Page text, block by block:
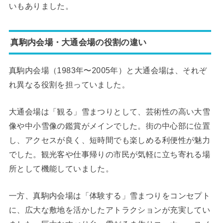
いもありました。
真駒内会場・大通会場の役割の違い
真駒内会場（1983年〜2005年）と大通会場は、それぞ
れ異なる役割を担っていました。
大通会場は「観る」雪まつりとして、芸術性の高い大雪
像や中小雪像の鑑賞がメインでした。街の中心部に位置
し、アクセスが良く、短時間でも楽しめる利便性が魅力
でした。観光客や仕事帰りの市民が気軽に立ち寄れる場
所として機能していました。
一方、真駒内会場は「体験する」雪まつりをコンセプト
に、広大な敷地を活かしたアトラクションが充実してい